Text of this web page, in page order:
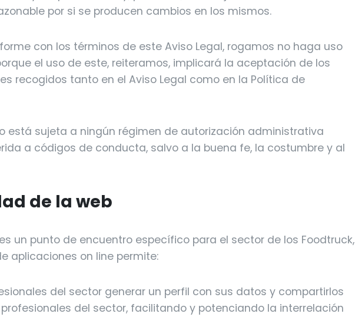
por si se producen cambios en los mismos.
con los términos de este Aviso Legal, rogamos no haga uso
el uso de este, reiteramos, implicará la aceptación de los
recogidos tanto en el Aviso Legal como en la Política de
está sujeta a ningún régimen de autorización administrativa
a códigos de conducta, salvo a la buena fe, la costumbre y al
de la web
un punto de encuentro específico para el sector de los Foodtruck,
aplicaciones on line permite:
del sector generar un perfil con sus datos y compartirlos
del sector, facilitando y potenciando la interrelación